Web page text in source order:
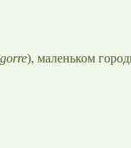
), маленьком